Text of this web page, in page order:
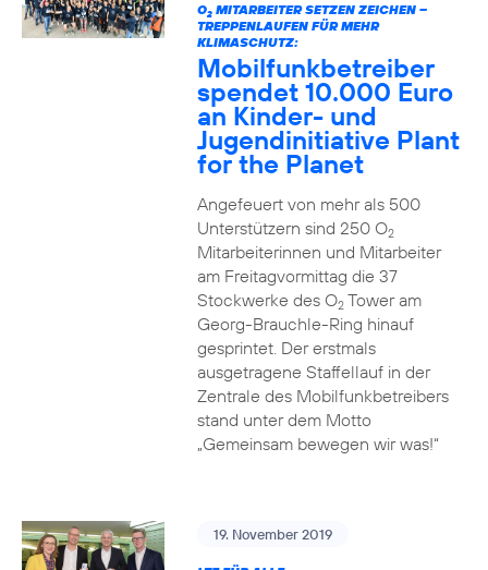
O2MITARBEITER SETZEN ZEICHEN –
TREPPENLAUFEN FÜR MEHR
KLIMASCHUTZ:
Mobilfunkbetreiber
spendet 10.000 Euro
an Kinder- und
Jugendinitiative Plant
for the Planet
Angefeuert von mehr als 500
Unterstützern sind 250 O2
Mitarbeiterinnen und Mitarbeiter
am Freitagvormittag die 37
Stockwerke des O2Tower am
Georg-Brauchle-Ring hinauf
gesprintet. Der erstmals
ausgetragene Staffellauf in der
Zentrale des Mobilfunkbetreibers
stand unter dem Motto
„Gemeinsam bewegen wir was!“
19. November 2019